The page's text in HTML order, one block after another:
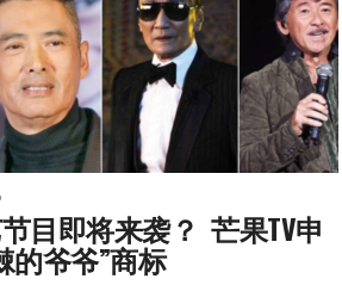
目即将来袭？  芒果TV申
的爷爷”商标